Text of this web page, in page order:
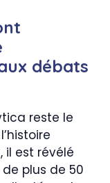
débats
reste le
il est révélé
plus de 50